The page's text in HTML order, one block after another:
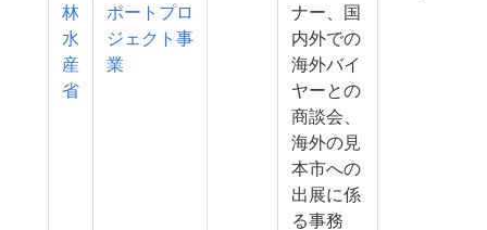
林
水
産
省
ポートプロ
ジェクト事
業
ナー、国
内外での
海外バイ
ヤーとの
商談会、
海外の見
本市への
出展に係
る事務